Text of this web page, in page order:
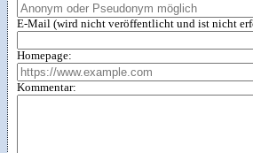
E-Mail (wird nicht veröffentlicht und ist nicht
Homepage:
Kommentar: